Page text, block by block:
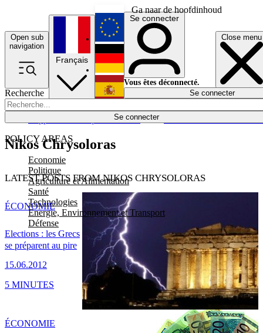
Ga naar de hoofdinhoud
Open sub
navigation
Close menu
Recherche
Se connecter
POLICY AREAS
Economie
Politique
Agriculture et Alimentation
Santé
Technologies
Energie, Environnement et Transport
Défense
Économie
Français
English
Deutsch
Español
Se connecter
Vous êtes déconnecté.
Se connecter
Nikos Chrysoloras
LATEST POSTS FROM NIKOS CHRYSOLORAS
Elections : les Grecs
se préparent au pire
15.06.2012
ÉCONOMIE
5 MINUTES
ÉCONOMIE